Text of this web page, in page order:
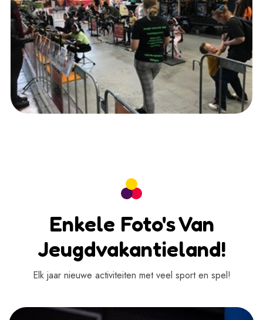
Enkele Foto's Van
Jeugdvakantieland!
Elk jaar nieuwe activiteiten met veel sport en spel!